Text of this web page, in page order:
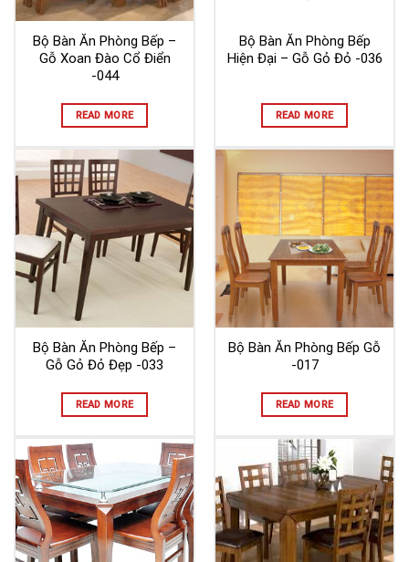
Bộ Bàn Ăn Phòng Bếp –
Gỗ Xoan Đào Cổ Điển
-044
READ MORE
Bộ Bàn Ăn Phòng Bếp
Hiện Đại – Gỗ Gỏ Đỏ -036
READ MORE
Bộ Bàn Ăn Phòng Bếp –
Gỗ Gỏ Đỏ Đẹp -033
READ MORE
Bộ Bàn Ăn Phòng Bếp Gỗ
-017
READ MORE